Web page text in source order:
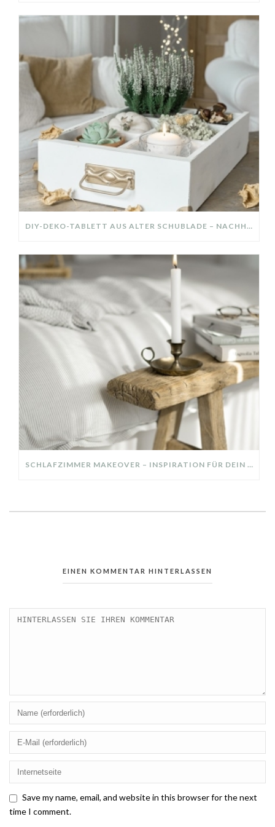
DIY-DEKO-TABLETT AUS ALTER SCHUBLADE – NACHHALTIGE HERBSTDEKO SELBER MACHEN!
SCHLAFZIMMER MAKEOVER – INSPIRATION FÜR DEIN SCHLAFZIMMER: AUS ALT MACH NEU – HELL, GEMÜTLICH UND EINLADEND
EINEN KOMMENTAR HINTERLASSEN
Save my name, email, and website in this browser for the next
time I comment.